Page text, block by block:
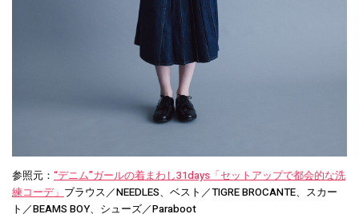
参照元： “デニム”ガールの着まわし31days「セットアップで都会的な洗
練コーデ」 ブラウス／NEEDLES、ベスト／TIGRE BROCANTE、スカー
ト／BEAMS BOY、シューズ／Paraboot